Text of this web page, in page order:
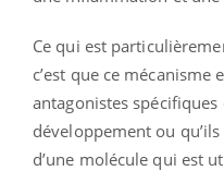
Ce qui est
c’est que ce mécanisme
antagonistes spécifiques
développement ou qu’ils
d’une molécule qui est